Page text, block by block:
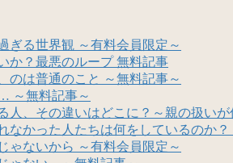
ぎる世界観 ～有料会員限定～
か？最悪のループ 無料記事
のは普通のこと ～無料記事～
～無料記事～
人、その違いはどこに？～親の扱い
なかった人たちは何をしているのか？
ゃないから ～有料会員限定～